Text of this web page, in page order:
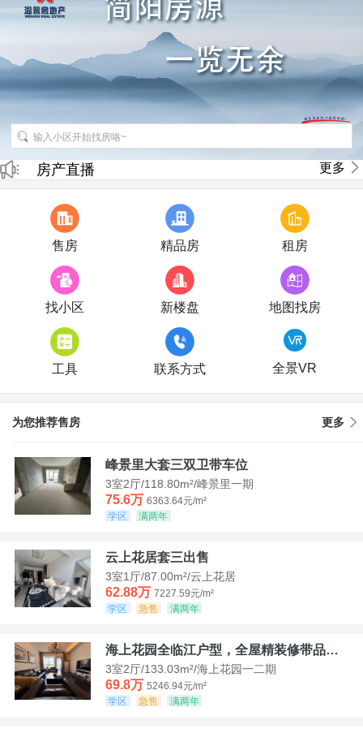
招聘房产销售经纪人
房产直播
更多
售房 精品房 租房
找小区 新楼盘 地图找房
工具 联系方式 全景VR
为您推荐售房 更多
峰景里大套三双卫带车位
3室2厅/118.80m²/峰景里一期
75.6万 6363.64元/m²
学区
满两年
云上花居套三出售
3室1厅/87.00m²/云上花居
62.88万 7227.59元/m²
学区
急售 满两年
海上花园全临江户型，全屋精装修带品牌家具家电，诚意出售！
3室2厅/133.03m²/海上花园一二期
69.8万 5246.94元/m²
学区
急售 满两年